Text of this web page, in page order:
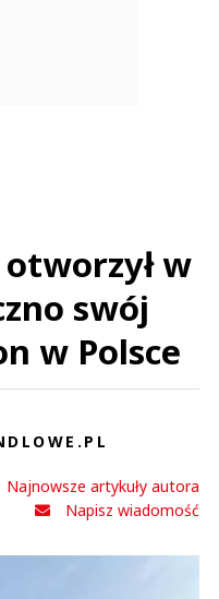
w
swój
w Polsce
Najnowsze artykuły autora
Napisz wiadomość